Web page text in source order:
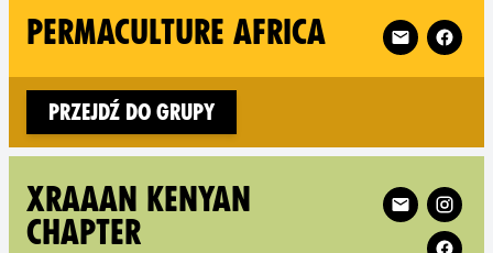
PERMACULTURE AFRICA Follow XR
Przejdź do grupy
XRAAAN KENYAN
CHAPTER
Follow XR